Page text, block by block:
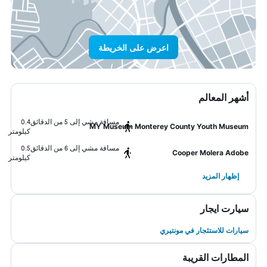
اعرض على الخريطة
أشهر المعالم
MY Museum Monterey County Youth Museum
مسافة مشي إلى 5 من الدقائق
0.4
كيلومتر
Cooper Molera Adobe
مسافة مشي إلى 6 من الدقائق
0.5
كيلومتر
إظهار المزيد
سيارت ايجار
سيارات للاستئجار في مونتيري
المطارات القريبة